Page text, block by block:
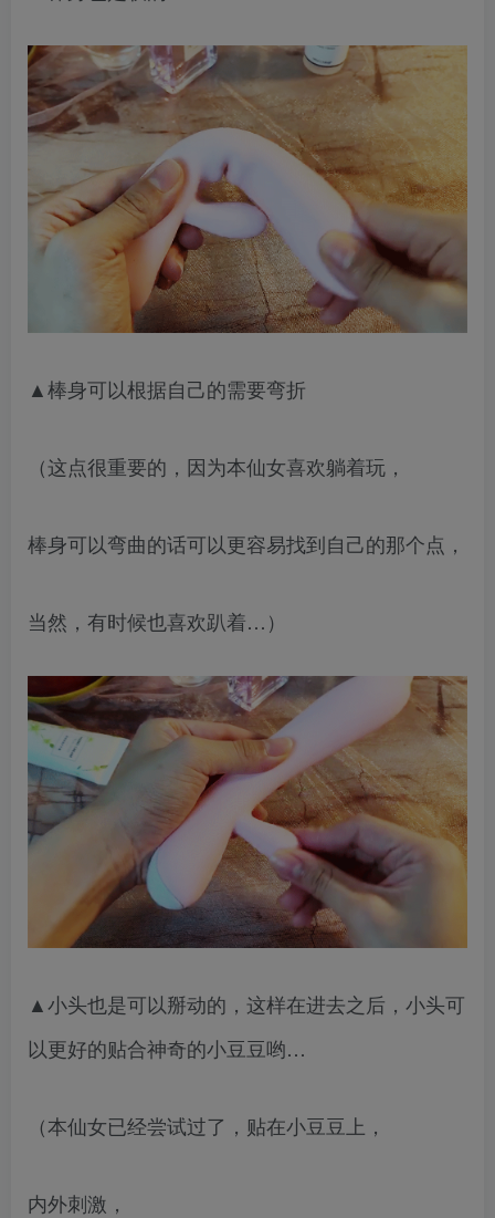
▲棒身可以根据自己的需要弯折
（这点很重要的，因为本仙女喜欢躺着玩，
棒身可以弯曲的话可以更容易找到自己的那个点，
当然，有时候也喜欢趴着…）
▲小头也是可以掰动的，这样在进去之后，小头可
以更好的贴合神奇的小豆豆哟…
（本仙女已经尝试过了，贴在小豆豆上，
内外刺激，